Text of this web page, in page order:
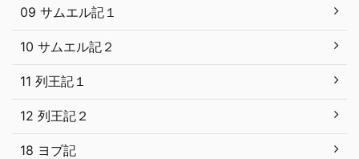
09 サムエル記１
10 サムエル記２
11 列王記１
12 列王記２
18 ヨブ記